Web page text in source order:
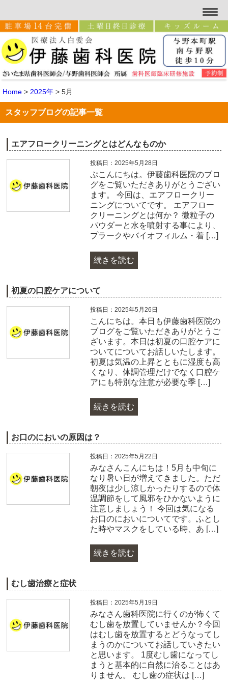
Home > 2025年 > 5月
スタッフブログの記事一覧
エアフロークリーニングとはどんなものか
投稿日：2025年5月28日
ぷこんにちは。伊藤歯科医院のブロ
グをご覧いただきありがとうござい
ます。 今回は、エアフロークリー
ニングについてです。 エアフロー
クリーニングとは何か？ 微粒子の
パウダーと水を噴射する事により、
プラークやバイオフィルム・着 […]
続きを読む
初夏の口腔ケアについて
投稿日：2025年5月26日
こんにちは。本日も伊藤歯科医院の
ブログをご覧いただきありがとうご
ざいます。本日は初夏の口腔ケアに
ついてについてお話しいたします。
初夏は気温の上昇とともに湿度も高
くなり、体調管理だけでなく口腔ケ
アにも特別な注意が必要な季 […]
続きを読む
お口のにおいの原因は？
投稿日：2025年5月22日
みなさんこんにちは！5月も中旬に
なり暑い日が増えてきました。ただ
朝夜は少し涼しかったりするので体
温調節をして風邪をひかないように
注意しましょう！ 今回は気になる
お口のにおいについてです。ふとし
た時やマスクをしている時、あ […]
続きを読む
むし歯治療と症状
投稿日：2025年5月19日
みなさん歯科医院に行くのが怖くて
むし歯を放置していませんか？今回
はむし歯を放置するとどうなってし
まうのかについてお話していきたい
と思います。 1度むし歯になってし
まうと基本的に自然に治ることはあ
りません。 むし歯の症状は […]